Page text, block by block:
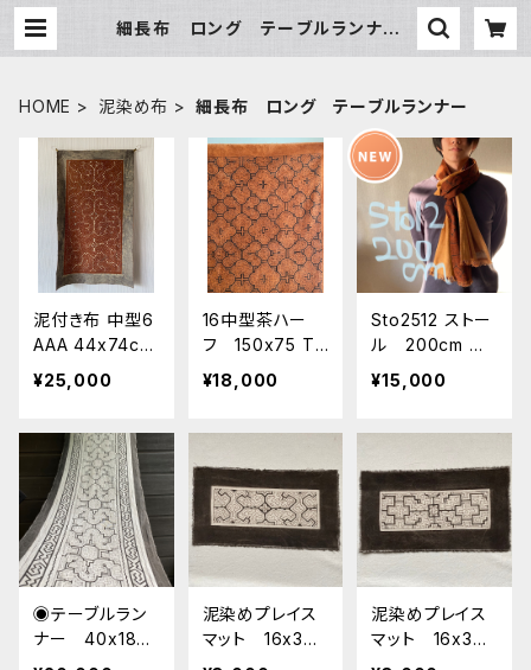
細長布 ロング テーブルランナー |
HOME
泥染め布 細長布 ロング テーブルランナー
泥付き布 中型6
AAA 44x74cm
細長タペストリ
ー シピボ
泥染め
¥25,000
16中型茶ハー
フ 150x75 Te
1 シピボ族の泥
染め アマゾン
生地
¥18,000
Sto2512 ストー
ル 200cm 茶
色シピボ模様と
明るいオレンジ
¥15,000
◉テーブルラン
ナー 40x186c
m ve6 シピボ
泥染めプレイス
マット 16x30c
m 白11 南米ペル
泥染めプレイス
マット 16x30c
m 白10 南米ペ